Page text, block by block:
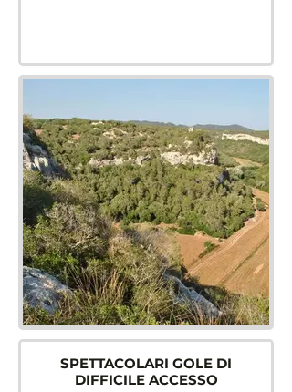
SPETTACOLARI GOLE DI
DIFFICILE ACCESSO